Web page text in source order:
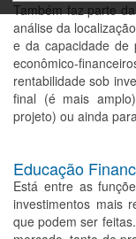
Também faz parte
análise da
e da capacidade de
econômico-
rentabilidade sob
final (é mais
projeto) ou ainda
Educação
Está entre as
investimentos mais
que podem ser